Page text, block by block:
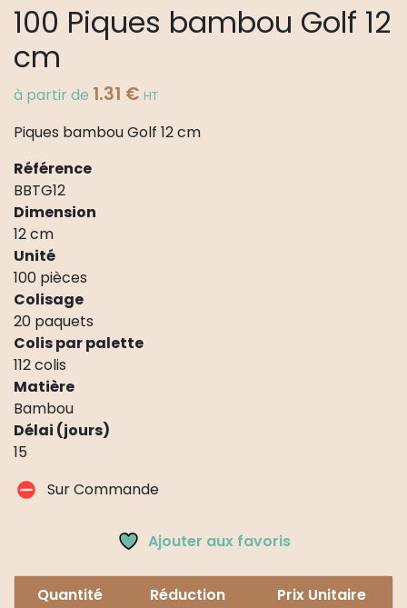
100 Piques bambou Golf 12
cm
à partir de 1.31 € HT
Piques bambou Golf 12 cm
Référence
BBTG12
Dimension
12 cm
Unité
100 pièces
Colisage
20 paquets
Colis par palette
112 colis
Matière
Bambou
Délai (jours)
15
Sur Commande
Ajouter aux favoris
Quantité Réduction
Prix Unitaire